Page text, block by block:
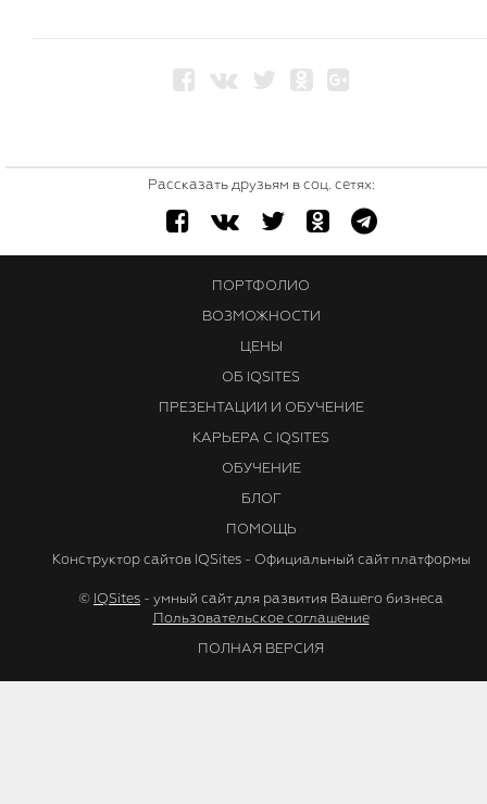
Рассказать друзьям в соц. сетях:
ПОРТФОЛИО
ВОЗМОЖНОСТИ
ЦЕНЫ
ОБ IQSITES
ПРЕЗЕНТАЦИИ И ОБУЧЕНИЕ
КАРЬЕРА С IQSITES
ОБУЧЕНИЕ
БЛОГ
ПОМОЩЬ
Конструктор сайтов IQSites - Официальный сайт платформы
© IQSites - умный сайт для развития Вашего бизнеса
Пользовательское соглашение
ПОЛНАЯ ВЕРСИЯ